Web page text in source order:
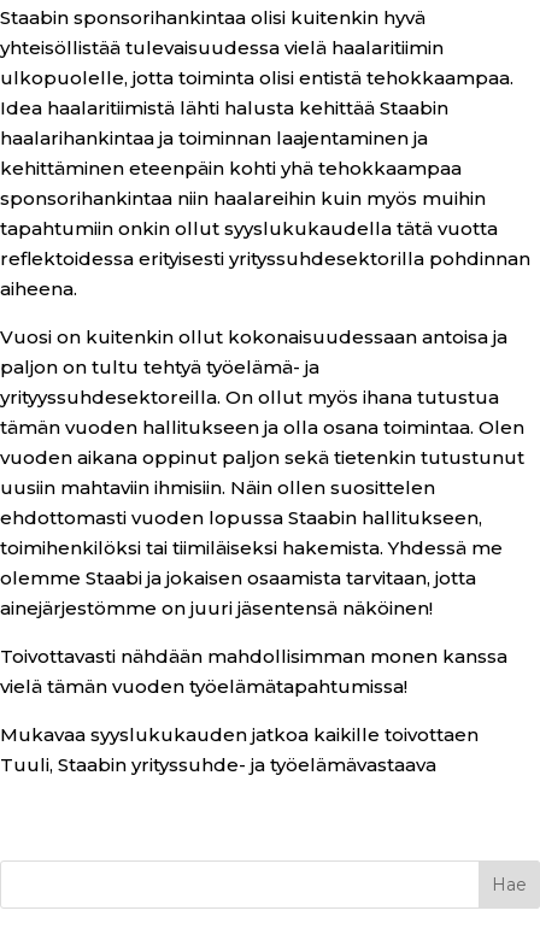
Staabin sponsorihankintaa olisi kuitenkin hyvä
yhteisöllistää tulevaisuudessa vielä haalaritiimin
ulkopuolelle, jotta toiminta olisi entistä tehokkaampaa.
Idea haalaritiimistä lähti halusta kehittää Staabin
haalarihankintaa ja toiminnan laajentaminen ja
kehittäminen eteenpäin kohti yhä tehokkaampaa
sponsorihankintaa niin haalareihin kuin myös muihin
tapahtumiin onkin ollut syyslukukaudella tätä vuotta
reflektoidessa erityisesti yrityssuhdesektorilla pohdinnan
aiheena.
Vuosi on kuitenkin ollut kokonaisuudessaan antoisa ja
paljon on tultu tehtyä työelämä- ja
yrityyssuhdesektoreilla. On ollut myös ihana tutustua
tämän vuoden hallitukseen ja olla osana toimintaa. Olen
vuoden aikana oppinut paljon sekä tietenkin tutustunut
uusiin mahtaviin ihmisiin. Näin ollen suosittelen
ehdottomasti vuoden lopussa Staabin hallitukseen,
toimihenkilöksi tai tiimiläiseksi hakemista. Yhdessä me
olemme Staabi ja jokaisen osaamista tarvitaan, jotta
ainejärjestömme on juuri jäsentensä näköinen!
Toivottavasti nähdään mahdollisimman monen kanssa
vielä tämän vuoden työelämätapahtumissa!
Mukavaa syyslukukauden jatkoa kaikille toivottaen
Tuuli, Staabin yrityssuhde- ja työelämävastaava